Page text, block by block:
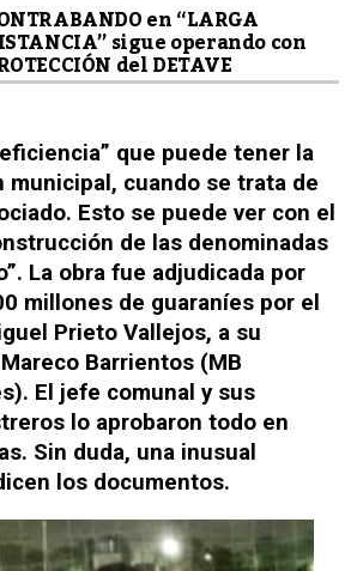
en “LARGA
sigue operando con
del DETAVE
que puede tener la
municipal, cuando se trata de
Esto se puede ver con el
de las denominadas
La obra fue adjudicada por
millones de guaraníes por el
Prieto Vallejos, a su
Barrientos (MB
El jefe comunal y sus
lo aprobaron todo en
Sin duda, una inusual
los documentos.